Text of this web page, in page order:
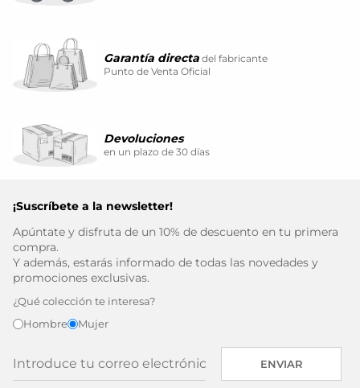
Garantía directa del fabricante
Punto de Venta Oficial
Devoluciones
en un plazo de 30 días
¡Suscríbete a la newsletter!
Apúntate y disfruta de un 10% de descuento en tu primera
compra.
Y además, estarás informado de todas las novedades y
promociones exclusivas.
¿Qué colección te interesa?
Hombre
Mujer
ENVIAR